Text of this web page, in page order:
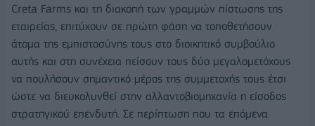
Creta Farms και τη διακοπή των γραμμών πίστωσης της
εταιρείας, επιτύχουν σε πρώτη φάση να τοποθετήσουν
άτομα της εμπιστοσύνης τους στο διοικητικό συμβούλιο
αυτής και στη συνέχεια πείσουν τους δύο μεγαλομετόχους
να πουλήσουν σημαντικό μέρος της συμμετοχής τους έτσι
ώστε να διευκολυνθεί στην αλλαντοβιομηχανία η είσοδος
στρατηγικού επενδυτή. Σε περίπτωση που τα επόμενα